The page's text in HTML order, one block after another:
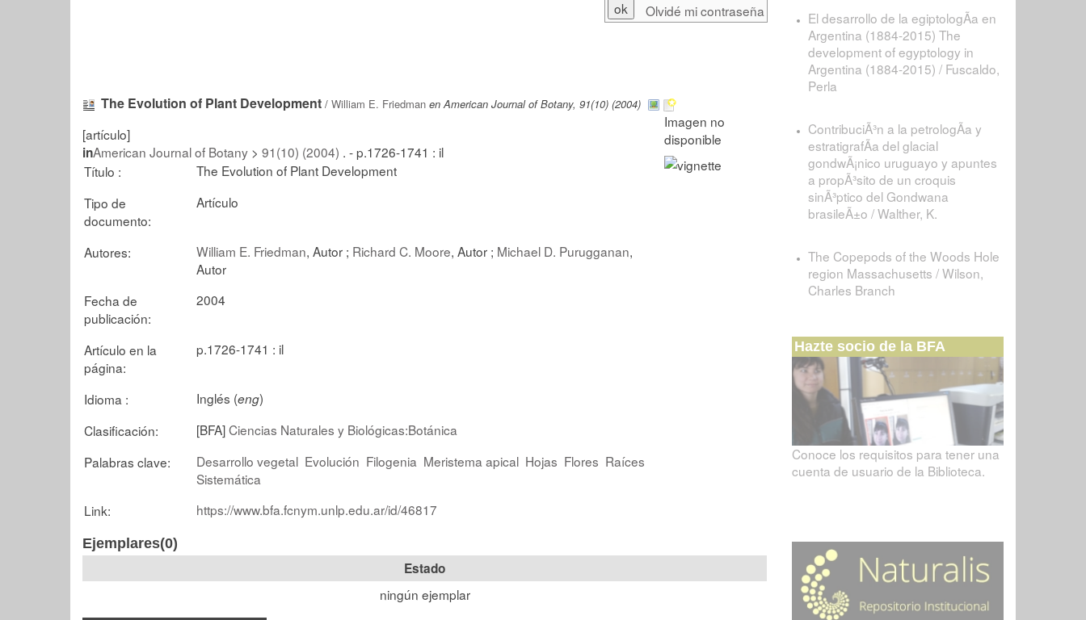
The Evolution of Plant Development / William E. Friedman en American Journal of Botany, 91(10) (2004)
[artículo]
inAmerican Journal of Botany > 91(10) (2004) . - p.1726-1741 : il
Título :
The Evolution of Plant Development
Tipo de
documento:
Artículo
Autores: William E. Friedman, Autor ; Richard C. Moore, Autor ; Michael D. Purugganan,
Autor
Fecha de
publicación:
2004
Artículo en la
página:
p.1726-1741 : il
Idioma : Inglés (eng)
Clasificación:
[BFA]Ciencias Naturales y Biológicas:Botánica
Palabras clave:
Desarrollo vegetal Evolución Filogenia Meristema apical Hojas Flores Raíces
Sistemática
Link:
https://www.bfa.fcnym.unlp.edu.ar/id/46817
Ejemplares(0)
Estado
ningún ejemplar
Olvidé mi contraseña
El desarrollo de la egiptologÃ­a en
Argentina (1884-2015) The
development of egyptology in
Argentina (1884-2015) / Fuscaldo,
Perla
ContribuciÃ³n a la petrologÃ­a y
estratigrafÃ­a del glacial
gondwÃ¡nico uruguayo y apuntes
a propÃ³sito de un croquis
sinÃ³ptico del Gondwana
brasileÃ±o / Walther, K.
The Copepods of the Woods Hole
region Massachusetts / Wilson,
Charles Branch
Hazte socio de la BFA
Conoce los requisitos para tener una
cuenta de usuario de la Biblioteca.